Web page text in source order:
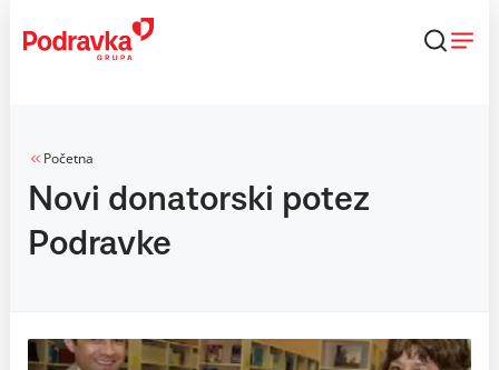
content
Početna
Novi donatorski potez
Podravke